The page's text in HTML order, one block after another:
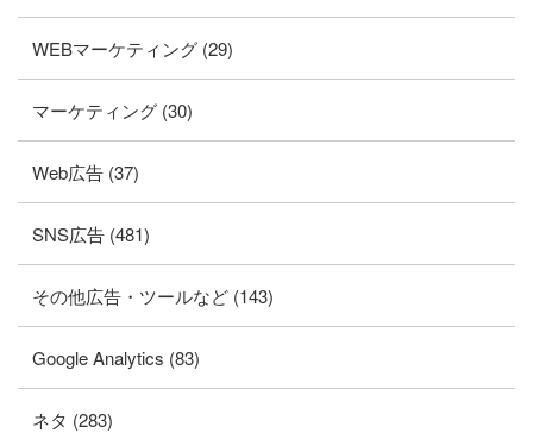
WEBマーケティング (29)
マーケティング (30)
Web広告 (37)
SNS広告 (481)
その他広告・ツールなど (143)
Google Analytics (83)
ネタ (283)